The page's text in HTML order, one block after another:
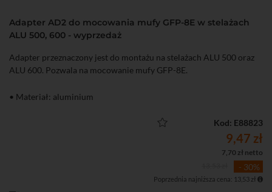
Adapter AD2 do mocowania mufy GFP-8E w stelażach
ALU 500, 600 - wyprzedaż
Adapter przeznaczony jest do montażu na stelażach ALU 500 oraz
ALU 600. Pozwala na mocowanie mufy GFP-8E.
• Materiał: aluminium
Kod: E88823
9,47 zł
7,70 zł netto
- 30%
Poprzednia najniższa cena: 13,53 zł